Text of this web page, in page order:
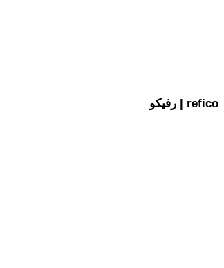
رفیکو | refico